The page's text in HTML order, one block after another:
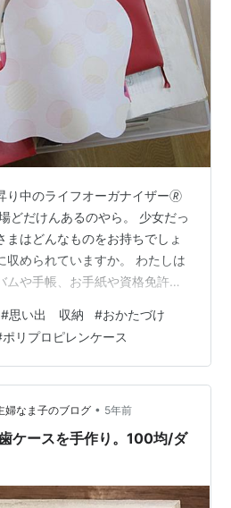
り中のライフオーガナイザー🄬
どだけんあるのやら。 少女だっ
まはどんなものをお持ちでしょ
収められていますか。 わたしは
ムや手帳、お手紙や資格免許は
ないか そこへ、この度新入り
分野レベル1の修了証とレベル
す。 かーちゃんの名前がロー
小３に見せびらかす CLOと
体アメリカのICD（Institute For
#思い出 収納 #おかたづけ
ポリプロピレンケース
婦なま子のブログ • 5年前
ケースを手作り。100均/ダ